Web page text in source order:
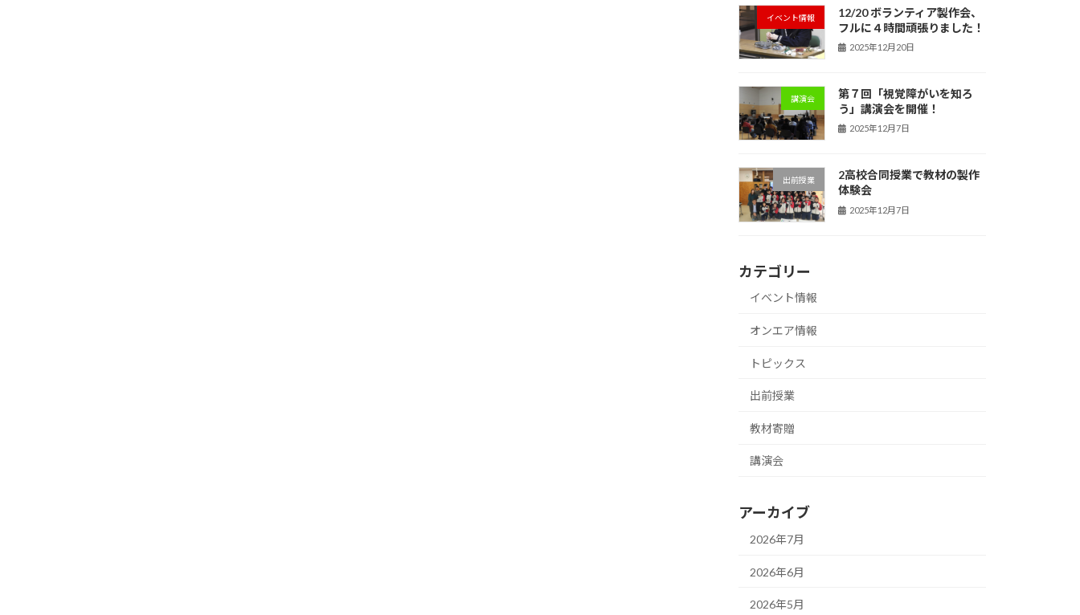
イベント情報
12/20 ボランティア製作会、
フルに４時間頑張りました！
2025年12月20日
講演会
第７回「視覚障がいを知ろ
う」講演会を開催！
2025年12月7日
出前授業
2高校合同授業で教材の製作
体験会
2025年12月7日
カテゴリー
イベント情報
オンエア情報
トピックス
出前授業
教材寄贈
講演会
アーカイブ
2026年7月
2026年6月
2026年5月